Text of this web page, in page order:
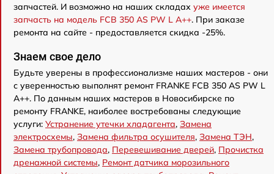
запчастей. И возможно на наших складах уже имеется
запчасть на модель FCB 350 AS PW L A++. При заказе
ремонта на сайте - предоставляется скидка -25%.
Знаем свое дело
Будьте уверены в профессионализме наших мастеров - они
с уверенностью выполнят ремонт FRANKE FCB 350 AS PW L
A++. По данным наших мастеров в Новосибирске по
ремонту FRANKE, наиболее востребованы следующие
услуги: Устранение утечки хладагента, Замена
электросхемы, Замена фильтра осушителя, Замена ТЭН,
Замена трубопровода, Перевешивание дверей, Прочистка
дренажной системы, Ремонт датчика морозильного